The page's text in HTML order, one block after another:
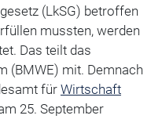
(LkSG) betroffen
mussten, werden
Das teilt das
(BMWE) mit. Demnach
für Wirtschaft
25. September